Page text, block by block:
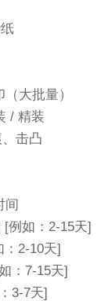
大批量）
/ 精装
击凸
间
例如：2-15天]
2-10天]
：7-15天]
3-7天]